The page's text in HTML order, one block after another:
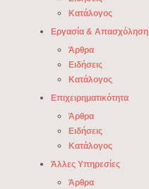
Κατάλογος
Εργασία & Απασχόληση
Άρθρα
Ειδήσεις
Κατάλογος
Επιχειρηματικότητα
Άρθρα
Ειδήσεις
Κατάλογος
Άλλες Υπηρεσίες
Άρθρα